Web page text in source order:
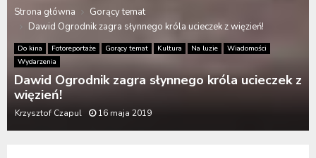
Strona główna
Gorący temat
Dawid Ogrodnik zagra słynnego króla ucieczek z więzień!
Do kina Fotoreportaże Gorący temat Kultura Na luzie
Wiadomości
Wydarzenia
Dawid Ogrodnik zagra słynnego króla ucieczek z
więzień!
Krzysztof Czapul 16 maja 2019